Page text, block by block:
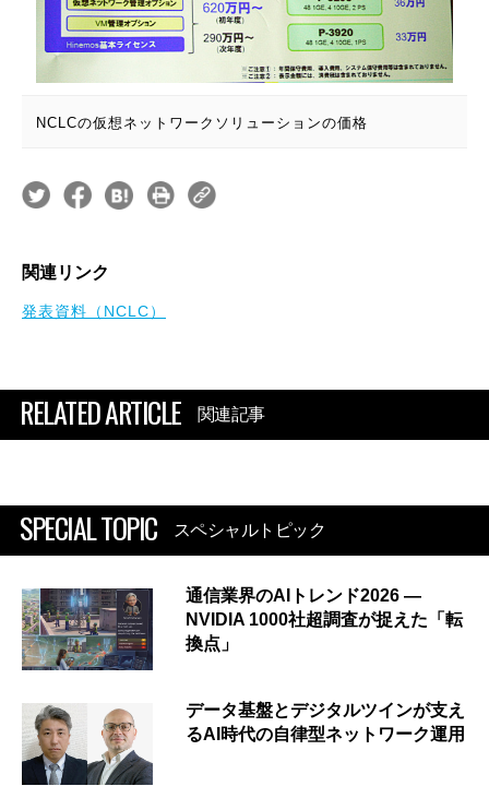
NCLCの仮想ネットワークソリューションの価格
関連リンク
発表資料（NCLC）
RELATED ARTICLE 関連記事
SPECIAL TOPIC スペシャルトピック
通信業界のAIトレンド2026 ―
NVIDIA 1000社超調査が捉えた「転
換点」
データ基盤とデジタルツインが支え
るAI時代の自律型ネットワーク運用